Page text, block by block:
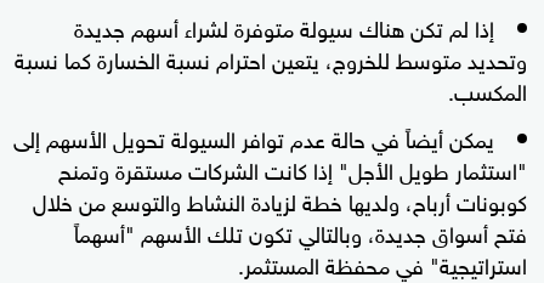
إذا لم تكن هناك سيولة متوفرة لشراء أسهم جديدة
وتحديد متوسط للخروج، يتعين احترام نسبة الخسارة كما نسبة
المكسب.
يمكن أيضاً في حالة عدم توافر السيولة تحويل الأسهم إلى
"استثمار طويل الأجل" إذا كانت الشركات مستقرة وتمنح
كوبونات أرباح، ولديها خطة لزيادة النشاط والتوسع من خلال
فتح أسواق جديدة، وبالتالي تكون تلك الأسهم "أسهماً
استراتيجية" في محفظة المستثمر.